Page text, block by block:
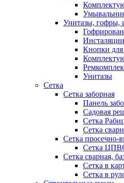
Унитазы, гофры,
Инсталяции
Кнопки для
Унитазы
Сетка
Сетка заборная
Панель
Садовая
Сетка
Сетка
Сетка просечно-
Сетка
Сетка сварная,
Сетка в
Сетка в